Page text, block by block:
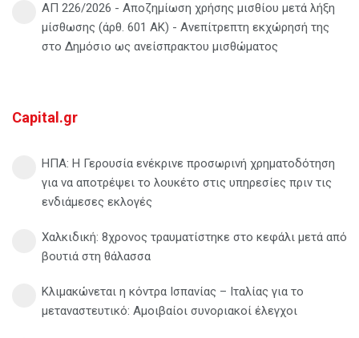
ΑΠ 226/2026 - Αποζημίωση χρήσης μισθίου μετά λήξη
μίσθωσης (άρθ. 601 ΑΚ) - Ανεπίτρεπτη εκχώρησή της
στο Δημόσιο ως ανείσπρακτου μισθώματος
Capital.gr
ΗΠΑ: Η Γερουσία ενέκρινε προσωρινή χρηματοδότηση
για να αποτρέψει το λουκέτο στις υπηρεσίες πριν τις
ενδιάμεσες εκλογές
Χαλκιδική: 8χρονος τραυματίστηκε στο κεφάλι μετά από
βουτιά στη θάλασσα
Κλιμακώνεται η κόντρα Ισπανίας – Ιταλίας για το
μεταναστευτικό: Αμοιβαίοι συνοριακοί έλεγχοι